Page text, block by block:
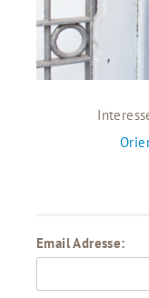
Email Adresse: